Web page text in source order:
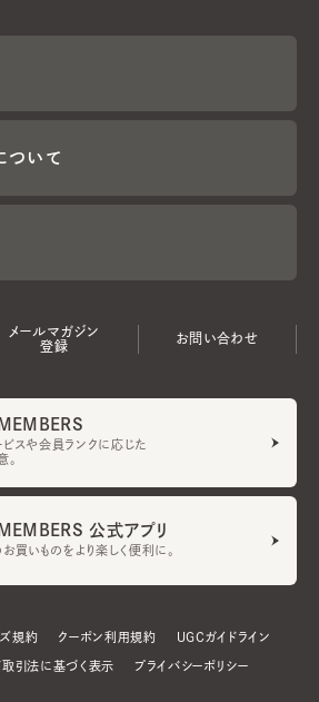
ついて
メールマガジン
登録
お問い合わせ
ビスや会員ランクに応じた
。
公式アプリ
買いものをより楽しく便利に。
ズ規約 クーポン利用規約 UGCガイドライン
引法に基づく表示 プライバシーポリシー